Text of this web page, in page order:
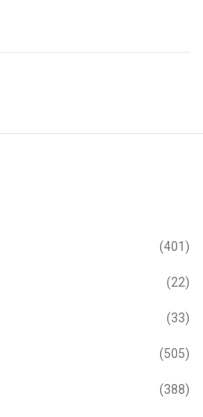
(401)
(22)
(33)
(505)
(388)